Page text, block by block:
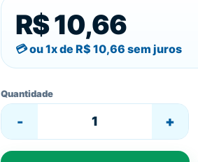
R$ 10,66
ou 1x de R$ 10,66 sem juros
Quantidade
- +